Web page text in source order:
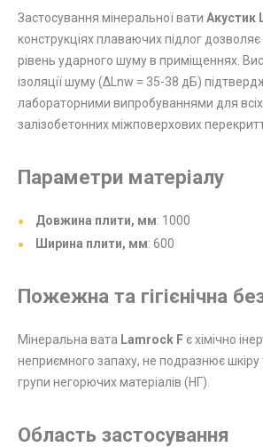
Застосування мінеральної вати Акустик
конструкціях плаваючих підлог
рівень ударного шуму в приміщеннях.
ізоляції шуму (ΔLnw = 35-38 дБ)
лабораторними випробуваннями для всіх
залізобетонних міжповерхових
Параметри матеріалу
Довжина плити, мм: 1000
Ширина плити, мм: 600
Пожежна та гігієнічна
Мінеральна вата Lamrock F є хімічно
неприємного запаху, не подразнює
групи негорючих матеріалів (НГ).
Область застосування